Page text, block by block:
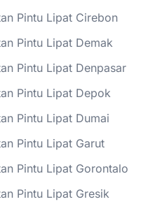
Pintu Lipat Cirebon
Pintu Lipat Demak
Pintu Lipat Denpasar
Pintu Lipat Depok
Pintu Lipat Dumai
Pintu Lipat Garut
Pintu Lipat Gorontalo
Pintu Lipat Gresik